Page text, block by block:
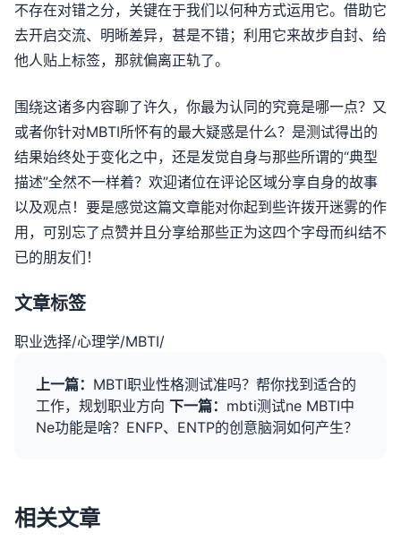
不存在对错之分，关键在于我们以何种方式运用它。借助它
去开启交流、明晰差异，甚是不错；利用它来故步自封、给
他人贴上标签，那就偏离正轨了。
围绕这诸多内容聊了许久，你最为认同的究竟是哪一点？又
或者你针对MBTI所怀有的最大疑惑是什么？是测试得出的
结果始终处于变化之中，还是发觉自身与那些所谓的“典型
描述”全然不一样着？欢迎诸位在评论区域分享自身的故事
以及观点！要是感觉这篇文章能对你起到些许拨开迷雾的作
用，可别忘了点赞并且分享给那些正为这四个字母而纠结不
已的朋友们！
文章标签
职业选择/心理学/MBTI/
上一篇： MBTI职业性格测试准吗？帮你找到适合的
工作，规划职业方向 下一篇： mbti测试ne MBTI中
Ne功能是啥？ENFP、ENTP的创意脑洞如何产生？
相关文章